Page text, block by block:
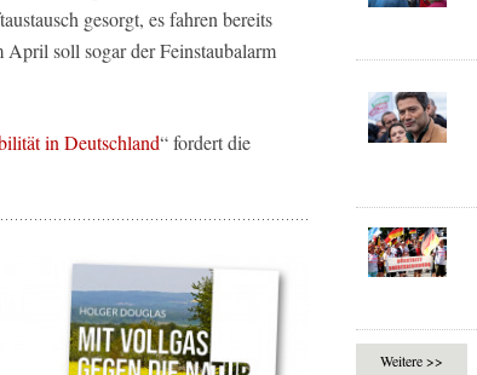
gesorgt, es fahren bereits
soll sogar der Feinstaubalarm
in Deutschland“ fordert die
Weitere >>